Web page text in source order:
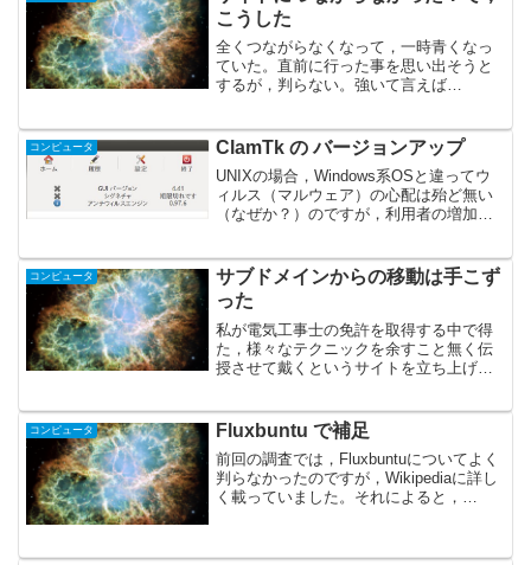
こうした
全くつながらなくなって，一時青くなっ
ていた。直前に行った事を思い出そうと
するが，判らない。強いて言えば
く，どこをどういじれば良いのか。で，
コンピュータ ClamTk の バージョンアップ
UNIXの場合，Windows系OSと違ってウ
ィルス（マルウェア）の心配は殆ど無い
（なぜか？）のですが，利用者の増加と
かも？Linux系ではClamAVがオープン
ソ...
コンピュータ
サブドメインからの移動は手こず
った
私が電気工事士の免許を取得する中で得
た，様々なテクニックを余すこと無く伝
授させて戴くというサイトを立ち上げて
って運用しにくいので，このサイトのサ
ブドメインへ...
コンピュータ Fluxbuntu で補足
前回の調査では，Fluxbuntuについてよく
判らなかったのですが，Wikipediaに詳し
く載っていました。それによると，